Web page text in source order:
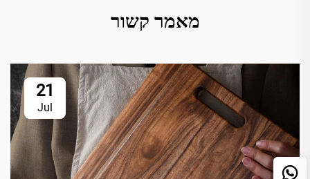
מאמר קשור
21
Jul